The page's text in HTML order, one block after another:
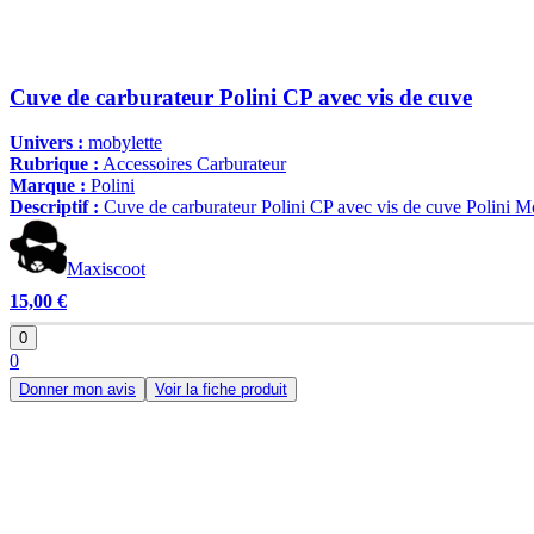
Cuve de carburateur Polini CP avec vis de cuve
Univers : mobylette
Rubrique : Accessoires Carburateur
Marque : Polini
Descriptif : Cuve de carburateur Polini CP avec vis de cuve Polini
Maxiscoot
15,00 €
0
0
Donner mon avis Voir la fiche produit